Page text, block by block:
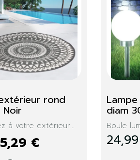
Banc suspendu
Accordez-vous un moment
de...
129,99 €